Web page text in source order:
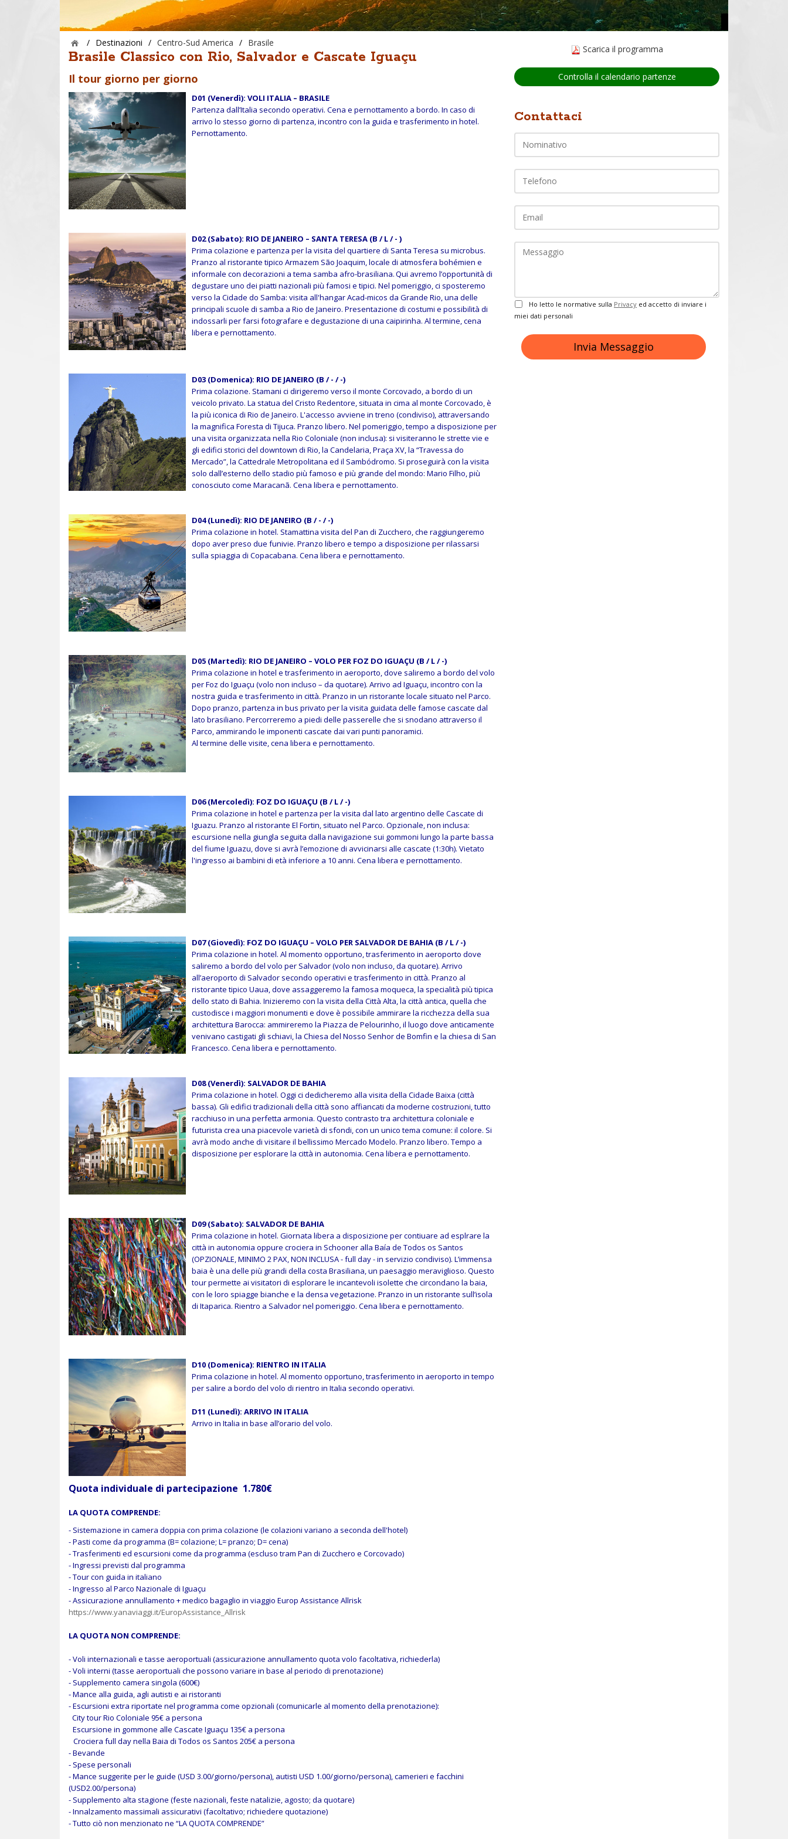
/ Destinazioni / Centro-Sud America / Brasile
Brasile Classico con Rio, Salvador e Cascate Iguaçu
Il tour giorno per giorno
D01 (Venerdì): VOLI ITALIA – BRASILE
Partenza dall’Italia secondo operativi. Cena e pernottamento a bordo. In caso di
arrivo lo stesso giorno di partenza, incontro con la guida e trasferimento in hotel.
Pernottamento.
D02 (Sabato): RIO DE JANEIRO – SANTA TERESA (B / L / - )
Prima colazione e partenza per la visita del quartiere di Santa Teresa su microbus.
Pranzo al ristorante tipico Armazem São Joaquim, locale di atmosfera bohémien e
informale con decorazioni a tema samba afro-brasiliana. Qui avremo l’opportunità di
degustare uno dei piatti nazionali più famosi e tipici. Nel pomeriggio, ci sposteremo
verso la Cidade do Samba: visita all'hangar Acad-micos da Grande Rio, una delle
principali scuole di samba a Rio de Janeiro. Presentazione di costumi e possibilità di
indossarli per farsi fotografare e degustazione di una caipirinha. Al termine, cena
libera e pernottamento.
D03 (Domenica): RIO DE JANEIRO (B / - / -)
Prima colazione. Stamani ci dirigeremo verso il monte Corcovado, a bordo di un
veicolo privato. La statua del Cristo Redentore, situata in cima al monte Corcovado, è
la più iconica di Rio de Janeiro. L'accesso avviene in treno (condiviso), attraversando
la magnifica Foresta di Tijuca. Pranzo libero. Nel pomeriggio, tempo a disposizione per
una visita organizzata nella Rio Coloniale (non inclusa): si visiteranno le strette vie e
gli edifici storici del downtown di Rio, la Candelaria, Praça XV, la “Travessa do
Mercado”, la Cattedrale Metropolitana ed il Sambódromo. Si proseguirà con la visita
solo dall’esterno dello stadio più famoso e più grande del mondo: Mario Filho, più
conosciuto come Maracanã. Cena libera e pernottamento.
D04 (Lunedì): RIO DE JANEIRO (B / - / -)
Prima colazione in hotel. Stamattina visita del Pan di Zucchero, che raggiungeremo
dopo aver preso due funivie. Pranzo libero e tempo a disposizione per rilassarsi
sulla spiaggia di Copacabana. Cena libera e pernottamento.
D05 (Martedì): RIO DE JANEIRO – VOLO PER FOZ DO IGUAÇU (B / L / -)
Prima colazione in hotel e trasferimento in aeroporto, dove saliremo a bordo del volo
per Foz do Iguaçu (volo non incluso – da quotare). Arrivo ad Iguaçu, incontro con la
nostra guida e trasferimento in città. Pranzo in un ristorante locale situato nel Parco.
Dopo pranzo, partenza in bus privato per la visita guidata delle famose cascate dal
lato brasiliano. Percorreremo a piedi delle passerelle che si snodano attraverso il
Parco, ammirando le imponenti cascate dai vari punti panoramici.
Al termine delle visite, cena libera e pernottamento.
D06 (Mercoledì): FOZ DO IGUAÇU (B / L / -)
Prima colazione in hotel e partenza per la visita dal lato argentino delle Cascate di
Iguazu. Pranzo al ristorante El Fortin, situato nel Parco. Opzionale, non inclusa:
escursione nella giungla seguita dalla navigazione sui gommoni lungo la parte bassa
del fiume Iguazu, dove si avrà l’emozione di avvicinarsi alle cascate (1:30h). Vietato
l'ingresso ai bambini di età inferiore a 10 anni. Cena libera e pernottamento.
D07 (Giovedì): FOZ DO IGUAÇU – VOLO PER SALVADOR DE BAHIA (B / L / -)
Prima colazione in hotel. Al momento opportuno, trasferimento in aeroporto dove
saliremo a bordo del volo per Salvador (volo non incluso, da quotare). Arrivo
all’aeroporto di Salvador secondo operativi e trasferimento in città. Pranzo al
ristorante tipico Uaua, dove assaggeremo la famosa moqueca, la specialità più tipica
dello stato di Bahia. Inizieremo con la visita della Città Alta, la città antica, quella che
custodisce i maggiori monumenti e dove è possibile ammirare la ricchezza della sua
architettura Barocca: ammireremo la Piazza de Pelourinho, il luogo dove anticamente
venivano castigati gli schiavi, la Chiesa del Nosso Senhor de Bomfin e la chiesa di San
Francesco. Cena libera e pernottamento.
D08 (Venerdì): SALVADOR DE BAHIA
Prima colazione in hotel. Oggi ci dedicheremo alla visita della Cidade Baixa (città
bassa). Gli edifici tradizionali della città sono affiancati da moderne costruzioni, tutto
racchiuso in una perfetta armonia. Questo contrasto tra architettura coloniale e
futurista crea una piacevole varietà di sfondi, con un unico tema comune: il colore. Si
avrà modo anche di visitare il bellissimo Mercado Modelo. Pranzo libero. Tempo a
disposizione per esplorare la città in autonomia. Cena libera e pernottamento.
D09 (Sabato): SALVADOR DE BAHIA
Prima colazione in hotel. Giornata libera a disposizione per contiuare ad esplrare la
città in autonomia oppure crociera in Schooner alla Baía de Todos os Santos
(OPZIONALE, MINIMO 2 PAX, NON INCLUSA - full day - in servizio condiviso). L’immensa
baia è una delle più grandi della costa Brasiliana, un paesaggio meraviglioso. Questo
tour permette ai visitatori di esplorare le incantevoli isolette che circondano la baia,
con le loro spiagge bianche e la densa vegetazione. Pranzo in un ristorante sull’isola
di Itaparica. Rientro a Salvador nel pomeriggio. Cena libera e pernottamento.
D10 (Domenica): RIENTRO IN ITALIA
Prima colazione in hotel. Al momento opportuno, trasferimento in aeroporto in tempo
per salire a bordo del volo di rientro in Italia secondo operativi.
D11 (Lunedì): ARRIVO IN ITALIA
Arrivo in Italia in base all’orario del volo.
Quota individuale di partecipazione 1.780€
LA QUOTA COMPRENDE:
- Sistemazione in camera doppia con prima colazione (le colazioni variano a seconda dell'hotel)
- Pasti come da programma (B= colazione; L= pranzo; D= cena)
- Trasferimenti ed escursioni come da programma (escluso tram Pan di Zucchero e Corcovado)
- Ingressi previsti dal programma
- Tour con guida in italiano
- Ingresso al Parco Nazionale di Iguaçu
- Assicurazione annullamento + medico bagaglio in viaggio Europ Assistance Allrisk
https://www.yanaviaggi.it/EuropAssistance_Allrisk
LA QUOTA NON COMPRENDE:
- Voli internazionali e tasse aeroportuali (assicurazione annullamento quota volo facoltativa, richiederla)
- Voli interni (tasse aeroportuali che possono variare in base al periodo di prenotazione)
- Supplemento camera singola (600€)
- Mance alla guida, agli autisti e ai ristoranti
- Escursioni extra riportate nel programma come opzionali (comunicarle al momento della prenotazione):
City tour Rio Coloniale 95€ a persona
Escursione in gommone alle Cascate Iguaçu 135€ a persona
Crociera full day nella Baia di Todos os Santos 205€ a persona
- Bevande
- Spese personali
- Mance suggerite per le guide (USD 3.00/giorno/persona), autisti USD 1.00/giorno/persona), camerieri e facchini
(USD2.00/persona)
- Supplemento alta stagione (feste nazionali, feste natalizie, agosto; da quotare)
- Innalzamento massimali assicurativi (facoltativo; richiedere quotazione)
- Tutto ciò non menzionato ne “LA QUOTA COMPRENDE”
Scarica il programma
Controlla il calendario partenze
Contattaci
Privacy
Ho letto le normative sulla Privacy ed accetto di inviare i
miei dati personali
Invia Messaggio